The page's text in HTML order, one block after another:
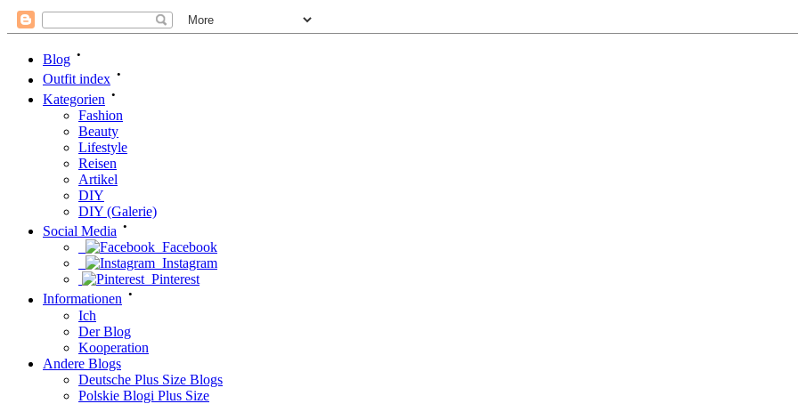
Blog •
Outfit index •
Kategorien •
Fashion
Beauty
Lifestyle
Reisen
Artikel
DIY
DIY (Galerie)
Social Media •
Facebook
Instagram
Pinterest
Informationen •
Ich
Der Blog
Kooperation
Andere Blogs
Deutsche Plus Size Blogs
Polskie Blogi Plus Size